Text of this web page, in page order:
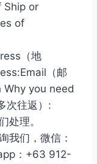
Ship or
of
（地
（邮
Why you need
次往返）:
处理。
我们，微信：
：+63 912-